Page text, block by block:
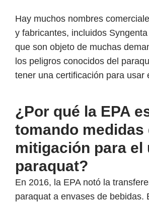
Hay muchos nombres
y fabricantes, incluidos
que son objeto de muchas
los peligros conocidos del
tener una certificación para usar
¿Por qué la EPA
tomando medidas
mitigación para el
paraquat?
En 2016, la EPA notó la
paraquat a envases de bebidas.